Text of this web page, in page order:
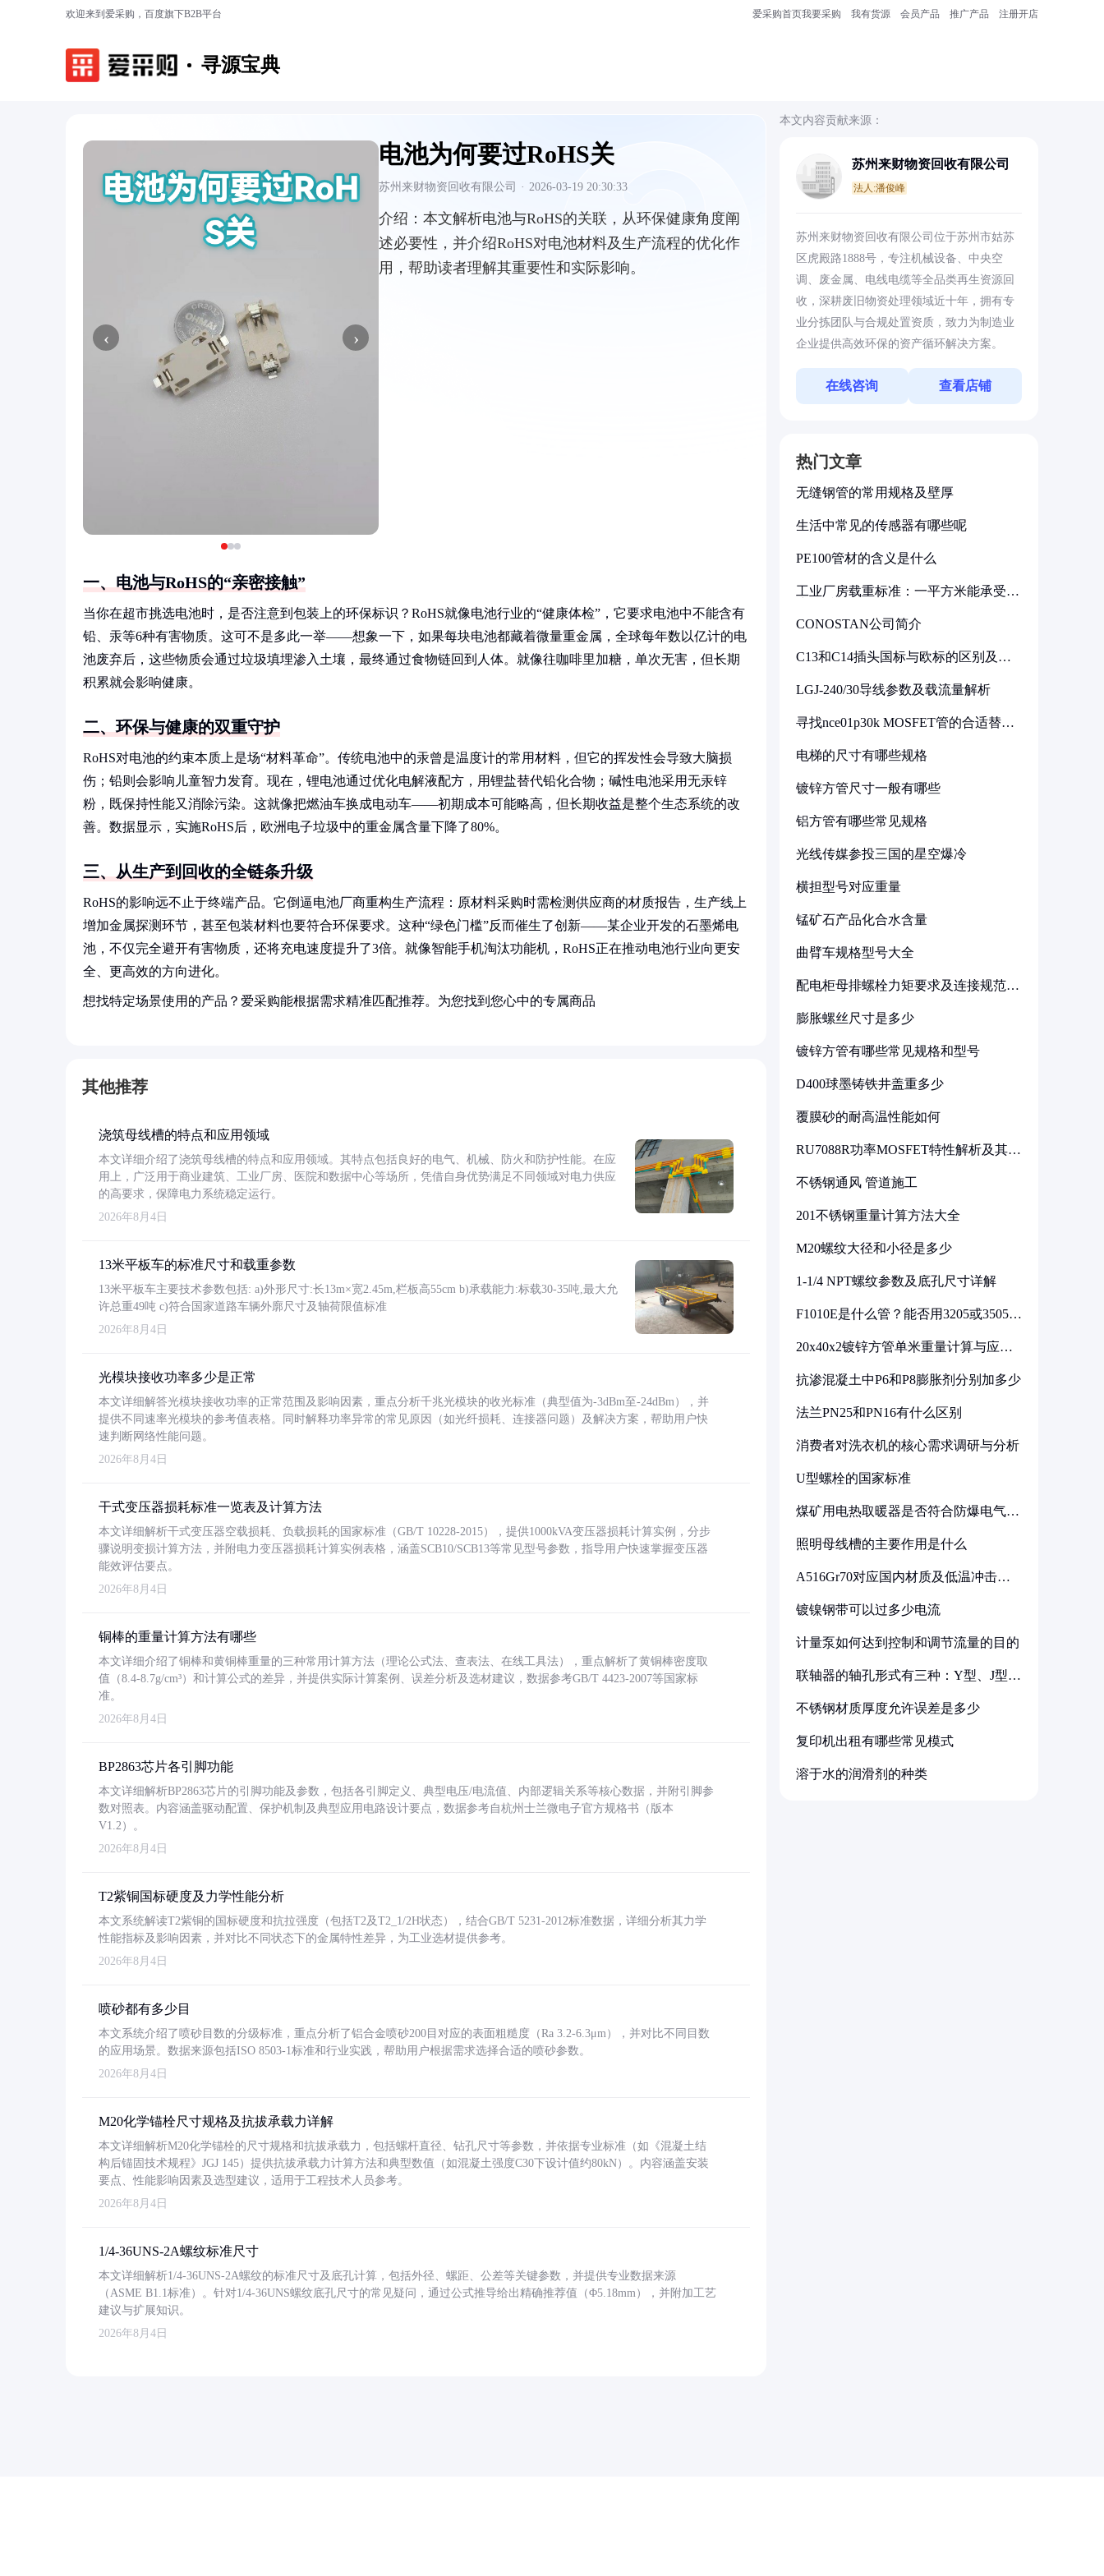
欢迎来到爱采购，百度旗下B2B平台 爱采购首页我要采购 我有货源 会员产品 推广产品 注册开店
寻源宝典
‹ ›
电池为何要过RoHS关
苏州来财物资回收有限公司 · 2026-03-19 20:30:33
介绍： 本文解析电池与RoHS的关联，从环保健康角度阐
述必要性，并介绍RoHS对电池材料及生产流程的优化作
用，帮助读者理解其重要性和实际影响。
一、电池与RoHS的“亲密接触”
当你在超市挑选电池时，是否注意到包装上的环保标识？RoHS就像电池行业的“健康体检”，它要求电池中不能含有
铅、汞等6种有害物质。这可不是多此一举——想象一下，如果每块电池都藏着微量重金属，全球每年数以亿计的电
池废弃后，这些物质会通过垃圾填埋渗入土壤，最终通过食物链回到人体。就像往咖啡里加糖，单次无害，但长期
积累就会影响健康。
二、环保与健康的双重守护
RoHS对电池的约束本质上是场“材料革命”。传统电池中的汞曾是温度计的常用材料，但它的挥发性会导致大脑损
伤；铅则会影响儿童智力发育。现在，锂电池通过优化电解液配方，用锂盐替代铅化合物；碱性电池采用无汞锌
粉，既保持性能又消除污染。这就像把燃油车换成电动车——初期成本可能略高，但长期收益是整个生态系统的改
善。数据显示，实施RoHS后，欧洲电子垃圾中的重金属含量下降了80%。
三、从生产到回收的全链条升级
RoHS的影响远不止于终端产品。它倒逼电池厂商重构生产流程：原材料采购时需检测供应商的材质报告，生产线上
增加金属探测环节，甚至包装材料也要符合环保要求。这种“绿色门槛”反而催生了创新——某企业开发的石墨烯电
池，不仅完全避开有害物质，还将充电速度提升了3倍。就像智能手机淘汰功能机，RoHS正在推动电池行业向更安
全、更高效的方向进化。
想找特定场景使用的产品？爱采购能根据需求精准匹配推荐。为您找到您心中的专属商品
其他推荐
浇筑母线槽的特点和应用领域
本文详细介绍了浇筑母线槽的特点和应用领域。其特点包括良好的电气、机械、防火和防护性能。在应
用上，广泛用于商业建筑、工业厂房、医院和数据中心等场所，凭借自身优势满足不同领域对电力供应
的高要求，保障电力系统稳定运行。
2026年8月4日
13米平板车的标准尺寸和载重参数
13米平板车主要技术参数包括: a)外形尺寸:长13m×宽2.45m,栏板高55cm b)承载能力:标载30-35吨,最大允
许总重49吨 c)符合国家道路车辆外廓尺寸及轴荷限值标准
2026年8月4日
光模块接收功率多少是正常
本文详细解答光模块接收功率的正常范围及影响因素，重点分析千兆光模块的收光标准（典型值为-3dBm至-24dBm），并
提供不同速率光模块的参考值表格。同时解释功率异常的常见原因（如光纤损耗、连接器问题）及解决方案，帮助用户快
速判断网络性能问题。
2026年8月4日
干式变压器损耗标准一览表及计算方法
本文详细解析干式变压器空载损耗、负载损耗的国家标准（GB/T 10228-2015），提供1000kVA变压器损耗计算实例，分步
骤说明变损计算方法，并附电力变压器损耗计算实例表格，涵盖SCB10/SCB13等常见型号参数，指导用户快速掌握变压器
能效评估要点。
2026年8月4日
铜棒的重量计算方法有哪些
本文详细介绍了铜棒和黄铜棒重量的三种常用计算方法（理论公式法、查表法、在线工具法），重点解析了黄铜棒密度取
值（8.4-8.7g/cm³）和计算公式的差异，并提供实际计算案例、误差分析及选材建议，数据参考GB/T 4423-2007等国家标
准。
2026年8月4日
BP2863芯片各引脚功能
本文详细解析BP2863芯片的引脚功能及参数，包括各引脚定义、典型电压/电流值、内部逻辑关系等核心数据，并附引脚参
数对照表。内容涵盖驱动配置、保护机制及典型应用电路设计要点，数据参考自杭州士兰微电子官方规格书（版本
V1.2）。
2026年8月4日
T2紫铜国标硬度及力学性能分析
本文系统解读T2紫铜的国标硬度和抗拉强度（包括T2及T2_1/2H状态），结合GB/T 5231-2012标准数据，详细分析其力学
性能指标及影响因素，并对比不同状态下的金属特性差异，为工业选材提供参考。
2026年8月4日
喷砂都有多少目
本文系统介绍了喷砂目数的分级标准，重点分析了铝合金喷砂200目对应的表面粗糙度（Ra 3.2-6.3μm），并对比不同目数
的应用场景。数据来源包括ISO 8503-1标准和行业实践，帮助用户根据需求选择合适的喷砂参数。
2026年8月4日
M20化学锚栓尺寸规格及抗拔承载力详解
本文详细解析M20化学锚栓的尺寸规格和抗拔承载力，包括螺杆直径、钻孔尺寸等参数，并依据专业标准（如《混凝土结
构后锚固技术规程》JGJ 145）提供抗拔承载力计算方法和典型数值（如混凝土强度C30下设计值约80kN）。内容涵盖安装
要点、性能影响因素及选型建议，适用于工程技术人员参考。
2026年8月4日
1/4-36UNS-2A螺纹标准尺寸
本文详细解析1/4-36UNS-2A螺纹的标准尺寸及底孔计算，包括外径、螺距、公差等关键参数，并提供专业数据来源
（ASME B1.1标准）。针对1/4-36UNS螺纹底孔尺寸的常见疑问，通过公式推导给出精确推荐值（Φ5.18mm），并附加工艺
建议与扩展知识。
2026年8月4日
本文内容贡献来源：
苏州来财物资回收有限公司
法人:潘俊峰
苏州来财物资回收有限公司位于苏州市姑苏
区虎殿路1888号，专注机械设备、中央空
调、废金属、电线电缆等全品类再生资源回
收，深耕废旧物资处理领域近十年，拥有专
业分拣团队与合规处置资质，致力为制造业
企业提供高效环保的资产循环解决方案。
在线咨询 查看店铺
热门文章
无缝钢管的常用规格及壁厚
生活中常见的传感器有哪些呢
PE100管材的含义是什么
工业厂房载重标准：一平方米能承受多
CONOSTAN公司简介
C13和C14插头国标与欧标的区别及其
LGJ-240/30导线参数及载流量解析
寻找nce01p30k MOSFET管的合适替代
电梯的尺寸有哪些规格
镀锌方管尺寸一般有哪些
铝方管有哪些常见规格
光线传媒参投三国的星空爆冷
横担型号对应重量
锰矿石产品化合水含量
曲臂车规格型号大全
配电柜母排螺栓力矩要求及连接规范详
膨胀螺丝尺寸是多少
镀锌方管有哪些常见规格和型号
D400球墨铸铁井盖重多少
覆膜砂的耐高温性能如何
RU7088R功率MOSFET特性解析及其在
不锈钢通风 管道施工
201不锈钢重量计算方法大全
M20螺纹大径和小径是多少
1-1/4 NPT螺纹参数及底孔尺寸详解
F1010E是什么管？能否用3205或3505代
20x40x2镀锌方管单米重量计算与应用
抗渗混凝土中P6和P8膨胀剂分别加多少
法兰PN25和PN16有什么区别
消费者对洗衣机的核心需求调研与分析
U型螺栓的国家标准
煤矿用电热取暖器是否符合防爆电气设
照明母线槽的主要作用是什么
A516Gr70对应国内材质及低温冲击要
镀镍钢带可以过多少电流
计量泵如何达到控制和调节流量的目的
联轴器的轴孔形式有三种：Y型、J型、
不锈钢材质厚度允许误差是多少
复印机出租有哪些常见模式
溶于水的润滑剂的种类